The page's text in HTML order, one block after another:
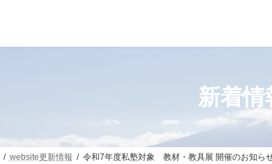
新着情
website更新情報 令和7年度私塾対象 教材・教具展 開催のお知ら